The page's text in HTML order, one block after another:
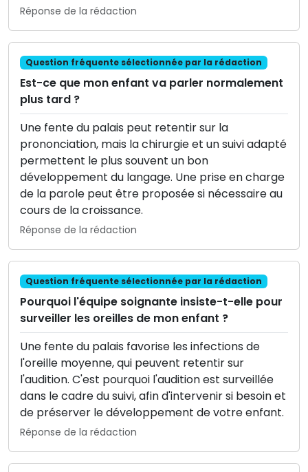
Réponse de la rédaction
Question fréquente sélectionnée par la rédaction
Est-ce que mon enfant va parler normalement
plus tard ?
Une fente du palais peut retentir sur la
prononciation, mais la chirurgie et un suivi adapté
permettent le plus souvent un bon
développement du langage. Une prise en charge
de la parole peut être proposée si nécessaire au
cours de la croissance.
Réponse de la rédaction
Question fréquente sélectionnée par la rédaction
Pourquoi l'équipe soignante insiste-t-elle pour
surveiller les oreilles de mon enfant ?
Une fente du palais favorise les infections de
l'oreille moyenne, qui peuvent retentir sur
l'audition. C'est pourquoi l'audition est surveillée
dans le cadre du suivi, afin d'intervenir si besoin et
de préserver le développement de votre enfant.
Réponse de la rédaction